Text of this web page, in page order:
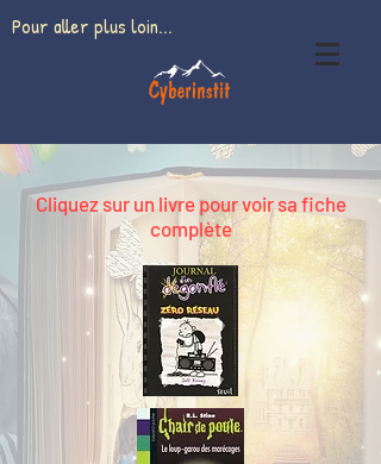
Pour aller plus loin...
Cliquez sur un livre pour voir sa fiche
complète